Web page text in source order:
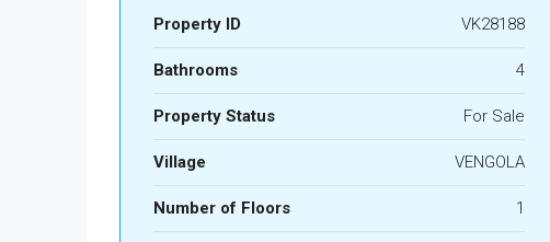
Property ID VK28188
Bathrooms 4
Property Status For Sale
Village VENGOLA
Number of Floors 1